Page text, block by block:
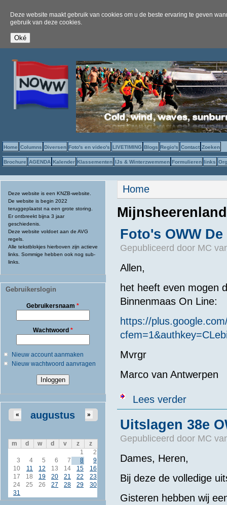
Deze website maakt gebruik van cookies om u de beste ervaring te geven
gebruik van deze cookies.
Home Columns Diversen Foto's en video's LIVETIMING Blogs Regio's Contact Zoeken
Brochure AGENDA Kalender Klassementen IJs & Winterzwemmen Formulieren links
Deze website is een KNZB-website.
De website is begin 2022
teruggeplaatst na een grote storing.
Er ontbreekt bijna 3 jaar
geschiedenis.
Deze website voldoet aan de AVG
regels.
Alle tekstblokjes hierboven zijn actieve
links. Sommige hebben ook nog sub-
links.
Gebruikerslogin
Gebruikersnaam*
Wachtwoord *
Nieuw account aanmaken
Nieuw wachtwoord aanvragen
augustus
« »
m d w d v z
z
1
2
3
4 5 6 7 8
9
10
11 12 13 14 15
16
17
18 19 20 21 22
23
24
25 26 27 28 29
30
31
U bent hier
Home
Foto's OWW
Gepubliceerd door MC
Allen,
het heeft even mogen
Binnenmaas On Line:
https://
Mvrgr
Marco van Antwerpen
Lees verderover Foto's
Uitslagen 38e
Gepubliceerd door MC
Dames, Heren,
Bij deze de volledige
Gisteren hebben wij